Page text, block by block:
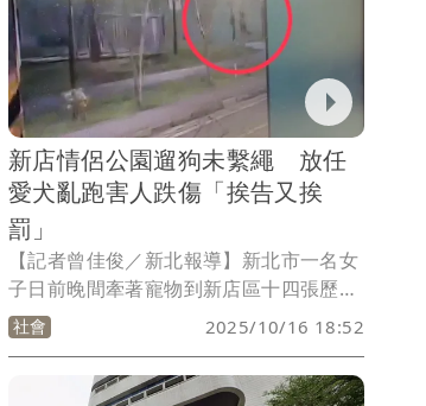
新店情侶公園遛狗未繫繩 放任
愛犬亂跑害人跌傷「挨告又挨
罰」
【記者曾佳俊／新北報導】新北市一名女
子日前晚間牽著寵物到新店區十四張歷史
公園散步，偶遇一對情侶也帶著愛犬前
來，但對方的寵物並未繫上狗繩，放任該
犬朝她撲過來，導致該女子倉皇閃避而跌
社會 2025/10/16 18:52